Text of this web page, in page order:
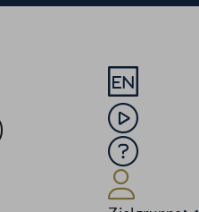
Sprache
Mediathek
Hilfe